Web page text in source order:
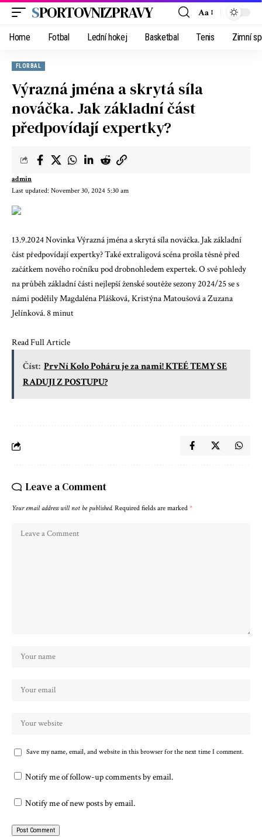
SPORTOVNIZPRAVY Aa
Home Fotbal Lední hokej Basketbal Tenis Zimní
FLORBAL
Výrazná jména a skrytá síla
nováčka. Jak základní část
předpovídají expertky?
Last updated: November 30, 2024 5:30 am
admin
13.9.2024 Novinka Výrazná jména a skrytá síla nováčka. Jak základní
část předpovídají expertky? Také extraligová scéna prošla těsně před
začátkem nového ročníku pod drobnohledem expertek. O své pohledy
na průběh základní části nejlepší ženské soutěže sezony 2024/25 se s
námi podělily Magdaléna Plášková, Kristýna Matoušová a Zuzana
Jelínková. 8 minut
Read Full Article
Číst: PrvNí Kolo Poháru je za nami! KTEÉ TEMY SE
RADUJI Z POSTUPU?
Leave a Comment
Your email address will not be published. Required fields are marked *
Save my name, email, and website in this browser for the next time I comment.
Notify me of follow-up comments by email.
Notify me of new posts by email.